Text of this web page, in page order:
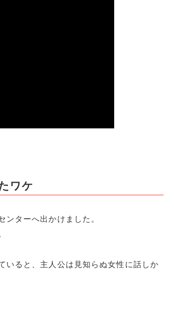
ワケ
ターへ出かけました。
いると、主人公は見知らぬ女性に話しか